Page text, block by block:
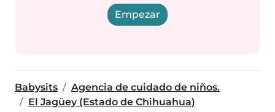
Empezar
Babysits
Agencia de cuidado de niños.
El Jagüey (Estado de Chihuahua)